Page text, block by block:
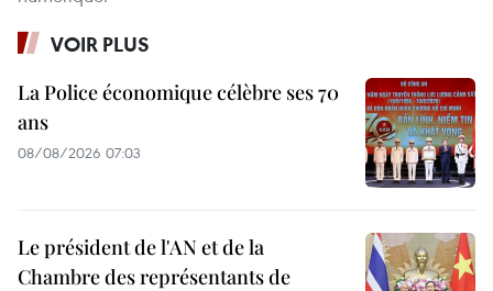
VOIR PLUS
La Police économique célèbre ses 70
ans
08/08/2026 07:03
Le président de l'AN et de la
Chambre des représentants de